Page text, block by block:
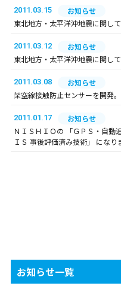
2011.03.15
お知らせ
東北地方・太平洋沖地震に関し
2011.03.12
お知らせ
東北地方・太平洋沖地震に関し
2011.03.08
お知らせ
架空線接触防止センサーを開発
2011.01.17
お知らせ
ＮＩＳＨＩＯの 「ＧＰＳ・自動
ＩＳ 事後評価済み技術」 になり
お知らせ一覧